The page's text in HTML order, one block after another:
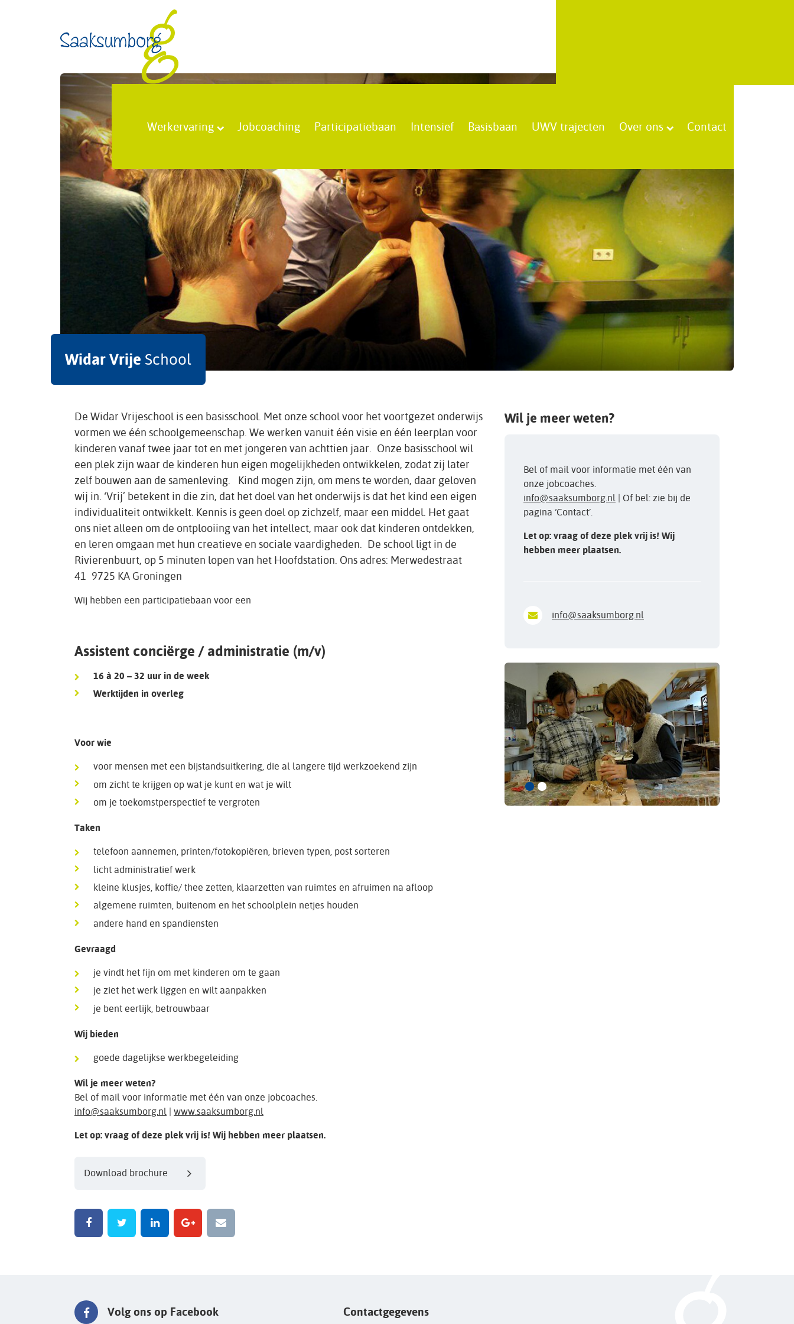
Werkervaring Jobcoaching Participatiebaan Intensief Basisbaan UWV trajecten Over ons Contact
Widar Vrije School
De Widar Vrijeschool is een basisschool. Met onze school voor het voortgezet onderwijs
vormen we één schoolgemeenschap. We werken vanuit één visie en één leerplan voor
kinderen vanaf twee jaar tot en met jongeren van achttien jaar. Onze basisschool wil
een plek zijn waar de kinderen hun eigen mogelijkheden ontwikkelen, zodat zij later
zelf bouwen aan de samenleving. Kind mogen zijn, om mens te worden, daar geloven
wij in. ‘Vrij’ betekent in die zin, dat het doel van het onderwijs is dat het kind een eigen
individualiteit ontwikkelt. Kennis is geen doel op zichzelf, maar een middel. Het gaat
ons niet alleen om de ontplooiing van het intellect, maar ook dat kinderen ontdekken,
en leren omgaan met hun creatieve en sociale vaardigheden. De school ligt in de
Rivierenbuurt, op 5 minuten lopen van het Hoofdstation. Ons adres: Merwedestraat
41 9725 KA Groningen
Wij hebben een participatiebaan voor een
Assistent conciërge / administratie (m/v)
16 à 20 – 32 uur in de week
Werktijden in overleg
Voor wie
voor mensen met een bijstandsuitkering, die al langere tijd werkzoekend zijn
om zicht te krijgen op wat je kunt en wat je wilt
om je toekomstperspectief te vergroten
Taken
telefoon aannemen, printen/fotokopiëren, brieven typen, post sorteren
licht administratief werk
kleine klusjes, koffie/ thee zetten, klaarzetten van ruimtes en afruimen na afloop
algemene ruimten, buitenom en het schoolplein netjes houden
andere hand en spandiensten
Gevraagd
je vindt het fijn om met kinderen om te gaan
je ziet het werk liggen en wilt aanpakken
je bent eerlijk, betrouwbaar
Wij bieden
goede dagelijkse werkbegeleiding
Wil je meer weten?
Bel of mail voor informatie met één van onze jobcoaches.
info@saaksumborg.nl | www.saaksumborg.nl
Let op: vraag of deze plek vrij is! Wij hebben meer plaatsen.
Download brochure
Wil je meer weten?
Bel of mail voor informatie met één van
onze jobcoaches.
info@saaksumborg.nl | Of bel: zie bij de
pagina ‘Contact’.
Let op: vraag of deze plek vrij is! Wij
hebben meer plaatsen.
info@saaksumborg.nl
Volg ons op Facebook Contactgegevens